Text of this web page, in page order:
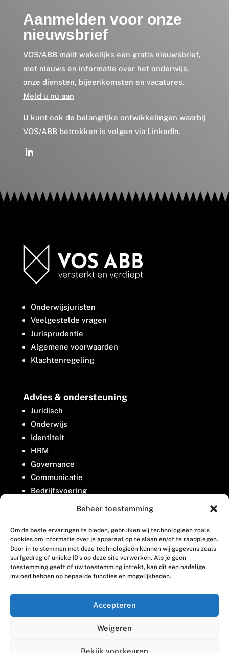
Beheer toestemming
Om de beste ervaringen te bieden, gebruiken wij technologieën zoals
cookies om informatie over je apparaat op te slaan en/of te raadplegen.
Door in te stemmen met deze technologieën kunnen wij gegevens zoals
surfgedrag of unieke ID's op deze site verwerken. Als je geen
toestemming geeft of uw toestemming intrekt, kan dit een nadelige
invloed hebben op bepaalde functies en mogelijkheden.
Accepteren
Weigeren
Bekijk voorkeuren
Aanmelden voor onze
nieuwsbrief
VOS/ABB mailt wekelijks een gratis nieuwsbrief,
met nieuws en informatie over het onderwijs,
onze diensten, bijeenkomsten en vacatures.
Meld u nu aan
U kunt ook de belangrijke ontwikkelingen waarbij
VOS/ABB betrokken is volgen via LinkedIn.
Onderwijsjuristen
Veelgestelde vragen
Jurisprudentie
Algemene voorwaarden
Klachtenregeling
Advies & ondersteuning
Juridisch
Onderwijs
Identiteit
HRM
Governance
Communicatie
Bedrijfsvoering
Belangenbehartiging
Contact
Houttuinlaan 8
3447 GM Woerden